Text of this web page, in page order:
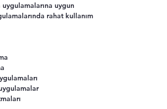
uygun
rahat kullanım